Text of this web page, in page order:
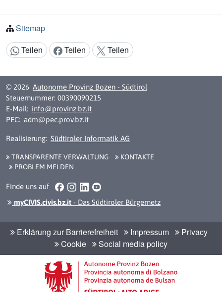
Sitemap
Inhalt teilen:
Teilen Teilen Teilen
© 2026 Autonome Provinz Bozen - Südtirol
Steuernummer: 00390090215
E-Mail: info@provinz.bz.it
PEC: adm@pec.prov.bz.it
Realisierung: Südtiroler Informatik AG
TRANSPARENTE VERWALTUNG
KONTAKTE
PROBLEM MELDEN
Finde uns auf Facebook
Instagram
LinkedInYouTube
myCIVIS.civis.bz.it - Das Südtiroler Bürgernetz
Erklärung zur Barrierefreiheit Impressum
Privacy
Cookie
Social media policy